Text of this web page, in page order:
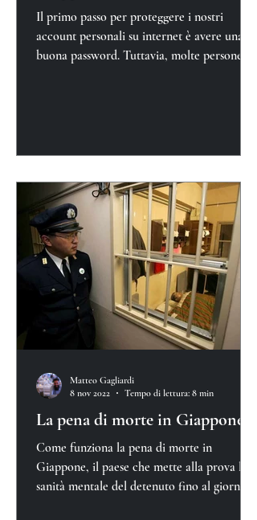
Il primo passo per proteggere i nostri
account personali su internet è avere una
buona password. Tuttavia, molte persone
La pena di morte in Giappone
Come funziona la pena di morte in
Giappone, il paese che mette alla prova la
sanità mentale del detenuto fino al giorno
Matteo Gagliardi
8 nov 2022
Tempo di lettura: 8 min